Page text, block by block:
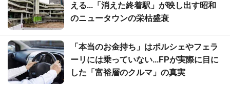
える...「消えた終着駅」が映し出す昭和
のニュータウンの栄枯盛衰
「本当のお金持ち」はポルシェやフェラ
ーリには乗っていない...FPが実際に目に
した「富裕層のクルマ」の真実